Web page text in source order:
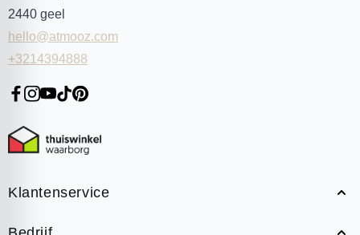
2440 geel
hello@atmooz.com
+3214394888
Klantenservice